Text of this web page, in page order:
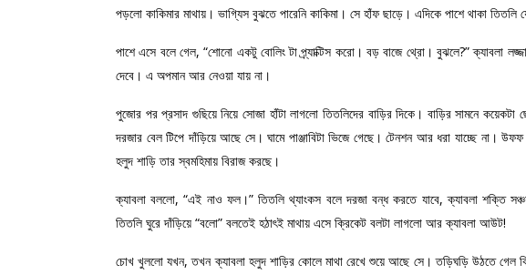
পড়লো কাকিমার মাথায়। ভাগ্যিস বুঝতে পারেনি কাকিমা। সে হাঁফ ছাড়ে। এদিকে পাশে থাকা তিতলি
পাশে এসে বলে গেল, “শোনো একটু বোলিং টা প্র্যাক্টিস করো। বড় বাজে থ্রো। বুঝলে?” ক্যাবলা
দেবে। এ অপমান আর নেওয়া যায় না।
পুজোর পর প্রসাদ গুছিয়ে নিয়ে সোজা হাঁটা লাগলো তিতলিদের বাড়ির দিকে। বাড়ির সামনে কয়েকটা
দরজার বেল টিপে দাঁড়িয়ে আছে সে। ঘামে পাঞ্জাবিটা ভিজে গেছে। টেনশন আর ধরা যাচ্ছে না।
হলুদ শাড়ি তার স্বমহিমায় বিরাজ করছে।
ক্যাবলা বললো, “এই নাও ফল।” তিতলি থ্যাংকস বলে দরজা বন্ধ করতে যাবে, ক্যাবলা শক্তি
তিতলি ঘুরে দাঁড়িয়ে “বলো” বলতেই হঠাৎই মাথায় এসে ক্রিকেট বলটা লাগলো আর ক্যাবলা আউট!
চোখ খুললো যখন, তখন ক্যাবলা হলুদ শাড়ির কোলে মাথা রেখে শুয়ে আছে সে। তড়িঘড়ি উঠতে